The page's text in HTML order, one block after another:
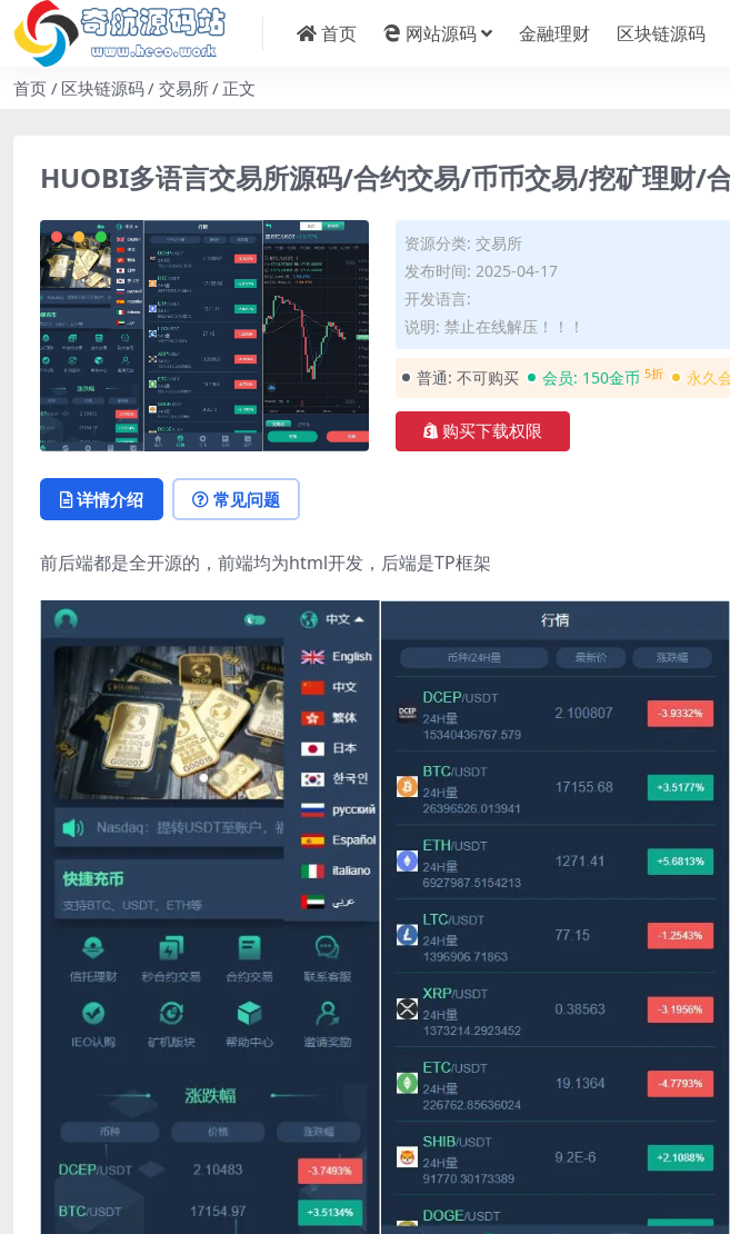
首页 网站源码 金融理财 区块链源码
首页 区块链源码 交易所 正文
HUOBI多语言交易所源码/合约交易/币币交易/挖矿理财/
资源分类: 交易所
发布时间: 2025-04-17
开发语言:
说明: 禁止在线解压！！！
普通: 不可购买 会员: 150金币 5折 永久
购买下载权限
详情介绍 常见问题
前后端都是全开源的，前端均为html开发，后端是TP框架